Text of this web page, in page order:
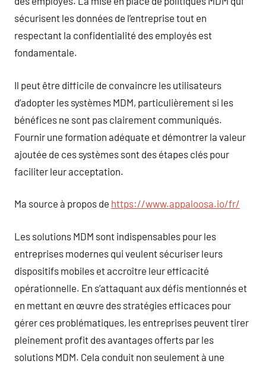
sécurisent les données de l’entreprise tout en
respectant la confidentialité des employés est
fondamentale.
Il peut être difficile de convaincre les utilisateurs
d’adopter les systèmes MDM, particulièrement si les
bénéfices ne sont pas clairement communiqués.
Fournir une formation adéquate et démontrer la valeur
ajoutée de ces systèmes sont des étapes clés pour
faciliter leur acceptation.
Ma source à propos de https://www.appaloosa.io/fr/
Les solutions MDM sont indispensables pour les
entreprises modernes qui veulent sécuriser leurs
dispositifs mobiles et accroître leur efficacité
opérationnelle. En s’attaquant aux défis mentionnés et
en mettant en œuvre des stratégies efficaces pour
gérer ces problématiques, les entreprises peuvent tirer
pleinement profit des avantages offerts par les
solutions MDM. Cela conduit non seulement à une